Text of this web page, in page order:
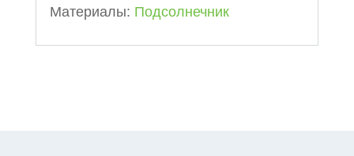
Mатериалы: Подсолнечник